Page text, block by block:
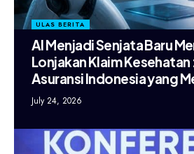
ULAS BERITA
AI Menjadi Senjata Baru
Lonjakan Klaim Kesehatan
Asuransi Indonesia yang
July 24, 2026